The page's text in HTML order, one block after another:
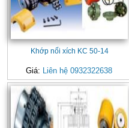
Khớp nối xích KC 50-14
Giá: Liên hệ 0932322638